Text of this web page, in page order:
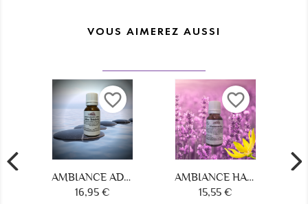
VOUS AIMEREZ AUSSI
AMBIANCE HARMONIE
favorite_border
LAVANDE FINE
favorite_border